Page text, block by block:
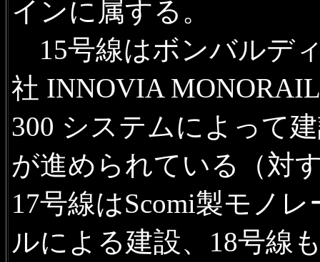
インに属する。
15号線はボンバルデ
社 INNOVIA MONORAIL
300 システムによって
が進められている（対
17号線はScomi製モノレ
ルによる建設、18号線